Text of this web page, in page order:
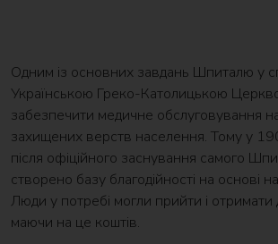
Одним із основних завдань Шпиталю у
Українською Греко-Католицькою
забезпечити медичне обслуговування
захищених верств населення. Тому у
після офіційного заснування самого
створено базу благодійності на основі
Люди у потребі могли прийти і
маючи на це коштів.